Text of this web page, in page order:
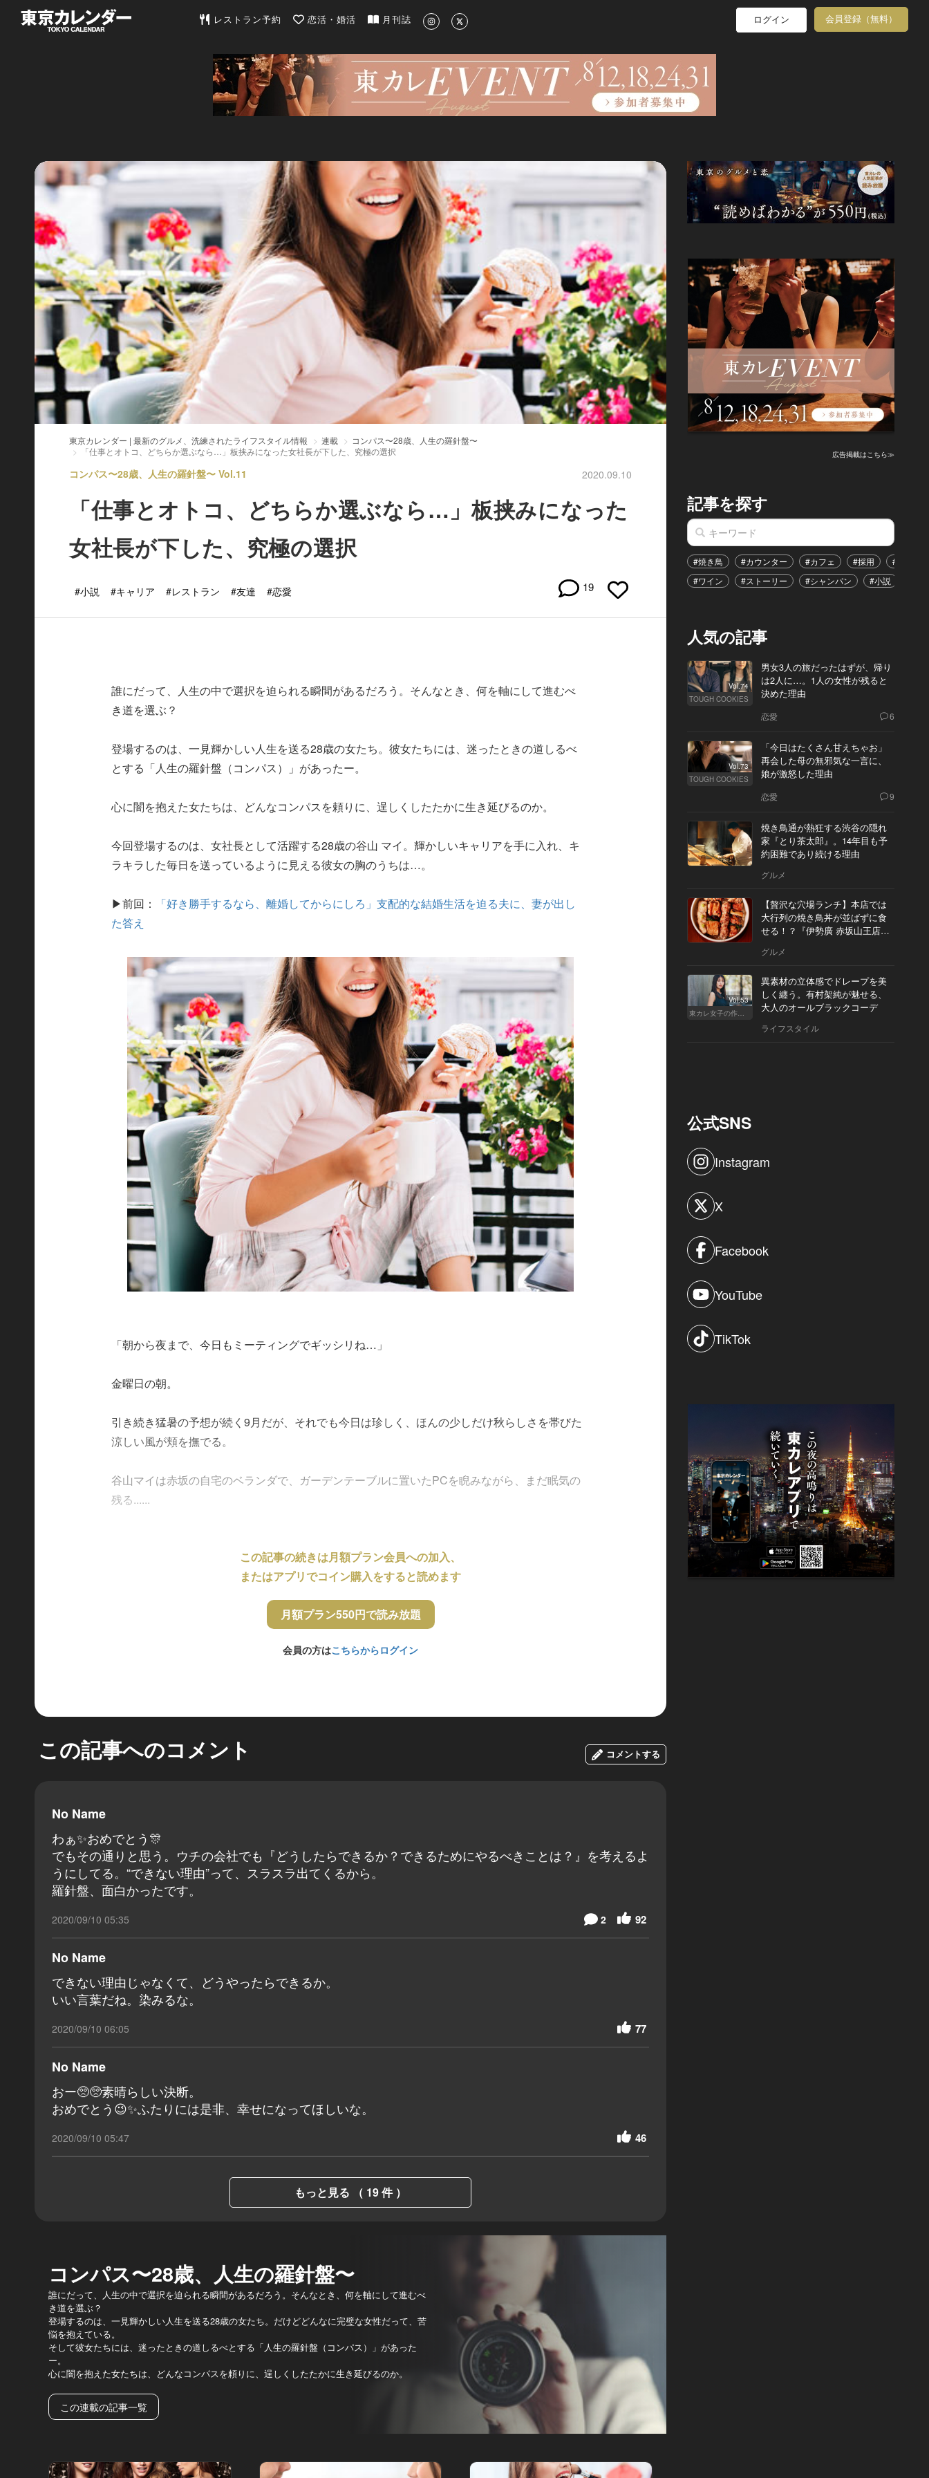
東京カレンダー | 最新のグルメ、洗練されたライフスタイル情報
レストラン予約 恋活・婚活 月刊誌 ログイン 会員登録（無料）
東京カレンダー | 最新のグルメ、洗練されたライフスタイル情報 連載
コンパス〜28歳、人生の羅針盤〜
「仕事とオトコ、どちらか選ぶなら…」板挟みになった女社長が下した、究極の選択
コンパス〜28歳、人生の羅針盤〜 Vol.11 2020.09.10
「仕事とオトコ、どちらか選ぶなら…」板挟みになった
女社長が下した、究極の選択
#小説 #キャリア #レストラン #友達 #恋愛 19
誰にだって、人生の中で選択を迫られる瞬間があるだろう。そんなとき、何を軸にして進むべ
き道を選ぶ？
登場するのは、一見輝かしい人生を送る28歳の女たち。彼女たちには、迷ったときの道しるべ
とする「人生の羅針盤（コンパス）」があったー。
心に闇を抱えた女たちは、どんなコンパスを頼りに、逞しくしたたかに生き延びるのか。
今回登場するのは、女社長として活躍する28歳の谷山 マイ。輝かしいキャリアを手に入れ、キ
ラキラした毎日を送っているように見える彼女の胸のうちは…。
▶前回：
「好き勝手するなら、離婚してからにしろ」支配的な結婚生活を迫る夫に、妻が出し
た答え
「朝から夜まで、今日もミーティングでギッシリね…」
金曜日の朝。
引き続き猛暑の予想が続く9月だが、それでも今日は珍しく、ほんの少しだけ秋らしさを帯びた
涼しい風が頬を撫でる。
谷山マイは赤坂の自宅のベランダで、ガーデンテーブルに置いたPCを睨みながら、まだ眠気の
残る......
この記事の続きは月額プラン会員への加入、
またはアプリでコイン購入をすると読めます
月額プラン550円で読み放題
会員の方はこちらからログイン
この記事へのコメント コメントする
No Name
わぁ✨おめでとう🎊
でもその通りと思う。ウチの会社でも『どうしたらできるか？できるためにやるべきことは？』を考えるよ
うにしてる。“できない理由”って、スラスラ出てくるから。
羅針盤、面白かったです。
2020/09/10 05:35 92
2
No Name
できない理由じゃなくて、どうやったらできるか。
いい言葉だね。染みるな。
2020/09/10 06:05 77
No Name
おー🥺🥺素晴らしい決断。
おめでとう😉✨ふたりには是非、幸せになってほしいな。
2020/09/10 05:47 46
もっと見る （ 19 件 ）
コンパス〜28歳、人生の羅針盤〜
誰にだって、人生の中で選択を迫られる瞬間があるだろう。そんなとき、何を軸にして進むべ
き道を選ぶ？
登場するのは、一見輝かしい人生を送る28歳の女たち。だけどどんなに完璧な女性だって、苦
悩を抱えている。
そして彼女たちには、迷ったときの道しるべとする「人生の羅針盤（コンパス）」があった
ー。
心に闇を抱えた女たちは、どんなコンパスを頼りに、逞しくしたたかに生き延びるのか。
この連載の記事一覧
広告掲載はこちら≫
記事を探す
#焼き鳥 #カウンター #カフェ #採用
#恋愛
#ワイン
#ストーリー #シャンパン #小説
人気の記事
Vol.74
TOUGH COOKIES
男女3人の旅だったはずが、帰り
は2人に…。1人の女性が残ると
決めた理由
恋愛 6
Vol.73
TOUGH COOKIES
「今日はたくさん甘えちゃお」
再会した母の無邪気な一言に、
娘が激怒した理由
恋愛 9
焼き鳥通が熱狂する渋谷の隠れ
家『とり茶太郎』。14年目も予
約困難であり続ける理由
グルメ
【贅沢な穴場ランチ】本店では
大行列の焼き鳥丼が並ばずに食
せる！？『伊勢廣 赤坂山王店』
グルメ
Vol.53
東カレ女子の作り方
異素材の立体感でドレープを美
しく纏う。有村架純が魅せる、
大人のオールブラックコーデ
ライフスタイル
公式SNS
Instagram
X
Facebook
YouTube
TikTok